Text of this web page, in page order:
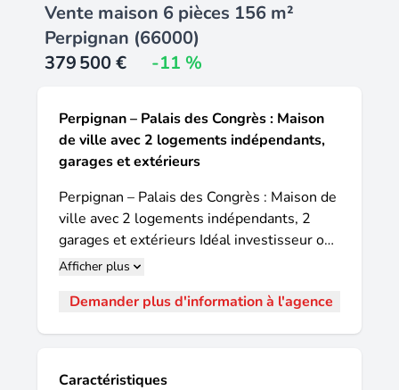
Vente maison 6 pièces 156 m²
Perpignan (66000)
379 500 €
-11 %
Perpignan – Palais des Congrès : Maison
de ville avec 2 logements indépendants,
garages et extérieurs
Perpignan – Palais des Congrès : Maison de
ville avec 2 logements indépendants, 2
garages et extérieurs Idéal investisseur ou
famille ! Située dans le quartier prisé du
compose de 2 appartements indépendants
privatifs. RDC surélevé – T4 (76,85 m²)
Afficher plus
Demander plus d'information à l'agence
Caractéristiques